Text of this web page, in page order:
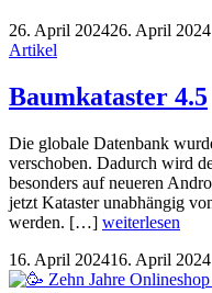
26. April 202426. April 2024
Artikel
Baumkataster 4.5
Die globale Datenbank
verschoben. Dadurch wird
besonders auf neueren
jetzt Kataster unabhängig
werden. […] weiterlesen
16. April 202416. April 2024